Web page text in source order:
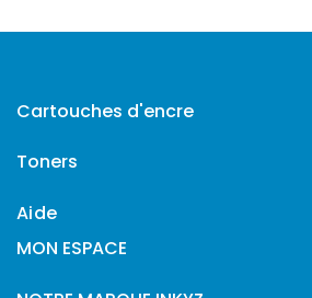
Cartouches d'encre
Toners
Aide
MON ESPACE